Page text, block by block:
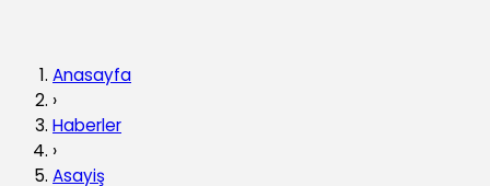
Anasayfa
›
Haberler
›
Asayiş